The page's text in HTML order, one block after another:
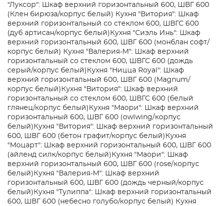
"Луксор": Шкаф верхний горизонтальный 600, ШВГ 600
(Клен бирюза/корпус белый) Кухня "Витория": Шкаф
верхний горизонтальный со стеклом 600, ШВГС 600
(дуб артисан/корпус белый) Кухня "Сиэль Инь": Шкаф
верхний горизонтальный 600, ШВГ 600 (монблан софт/
корпус белый) Кухня "Валерия-М": Шкаф верхний
горизонтальный со стеклом 600, ШВГС 600 (дождь
серый/корпус белый) Кухня "Ницца Royal": Шкаф
верхний горизонтальный 600, ШВГ 600 (Magnum/
корпус белый) Кухня "Витория": Шкаф верхний
горизонтальный со стеклом 600, ШВГС 600 (белый
глянец/корпус белый) Кухня "Маори": Шкаф верхний
горизонтальный 600, ШВГ 600 (owlwing/корпус
белый) Кухня "Витория": Шкаф верхний горизонтальный
600, ШВГ 600 (бетон графит/корпус белый) Кухня
"Моцарт": Шкаф верхний горизонтальный 600, ШВГ 600
(айленд силк/корпус белый) Кухня "Маори": Шкаф
верхний горизонтальный 600, ШВГ 600 (rose/корпус
белый) Кухня "Валерия-М": Шкаф верхний
горизонтальный 600, ШВГ 600 (дождь черный/корпус
белый) Кухня "Тулиппа": Шкаф верхний горизонтальный
600, ШВГ 600 (небесно голубо/корпус белый) Кухня